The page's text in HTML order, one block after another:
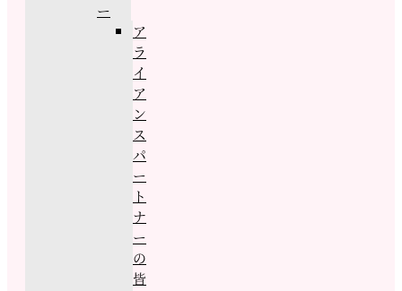
ー
ア
ラ
イ
ア
ン
ス
パ
ー
ト
ナ
ー
の
皆